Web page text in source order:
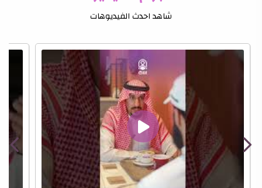
شاهد احدث الفيديوهات